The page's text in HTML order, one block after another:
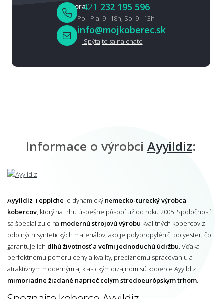
+421 232 195 596
Po - Pia: 9 - 18h, So: 9 - 13h
info@mojkoberec.sk
Spýtajte sa na chate
Informace o výrobci Ayyildiz:
Ayyildiz Teppiche je dynamický nemecko-turecký výrobca
kobercov , ktorý na trhu úspešne pôsobí už od roku 2005. Spoločnosť
sa špecializuje na modernú strojovú výrobu kvalitných kobercov z
odolných syntetických materiálov, ako je polypropylén či polyester, čo
garantuje ich dlhú životnosť a veľmi jednoduchú údržbu . Vďaka
perfektnému pomeru ceny a kvality, precíznemu spracovaniu a
atraktívnym moderným aj klasickým dizajnom sú koberce Ayyildiz
mimoriadne žiadané naprieč celým stredoeurópskym trhom